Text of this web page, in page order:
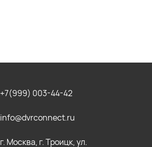
+7(999) 003-44-42
info@dvrconnect.ru
г. Москва, г. Троицк, ул.